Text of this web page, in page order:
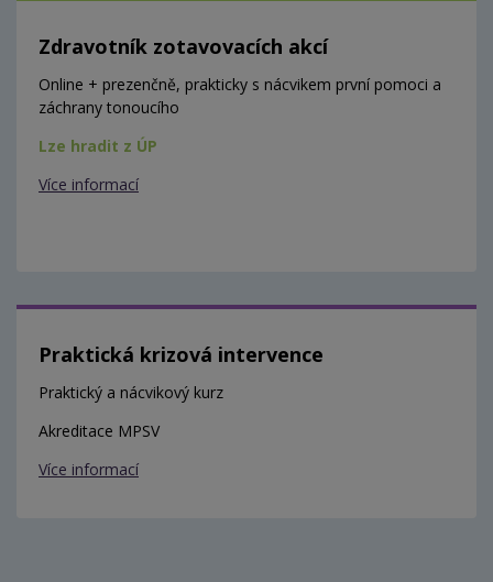
Zdravotník zotavovacích akcí
Online + prezenčně, prakticky s nácvikem první pomoci a
záchrany tonoucího
Lze hradit z ÚP
Více informací
Praktická krizová intervence
Praktický a nácvikový kurz
Akreditace MPSV
Více informací